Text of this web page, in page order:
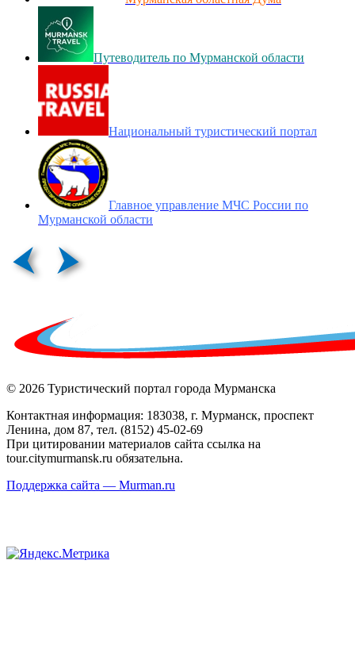
Путеводитель по Мурманской области
Национальный туристический портал
Главное управление МЧС России по
Мурманской области
© 2026 Туристический портал города Мурманска
Контактная информация: 183038, г. Мурманск, проспект
Ленина, дом 87, тел. (8152) 45-02-69
При цитировании материалов сайта ссылка на
tour.citymurmansk.ru обязательна.
Поддержка сайта — Murman.ru